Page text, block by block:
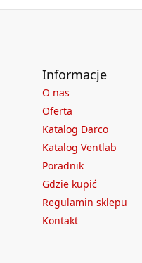
Informacje
O nas
Oferta
Katalog Darco
Katalog Ventlab
Poradnik
Gdzie kupić
Regulamin sklepu
Kontakt